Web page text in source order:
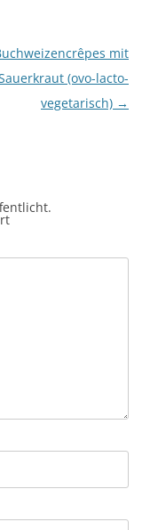
mit
(ovo-lacto-
vegetarisch) →